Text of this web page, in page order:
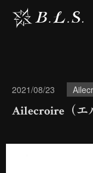
2021/08/23
Ailecroire（エ